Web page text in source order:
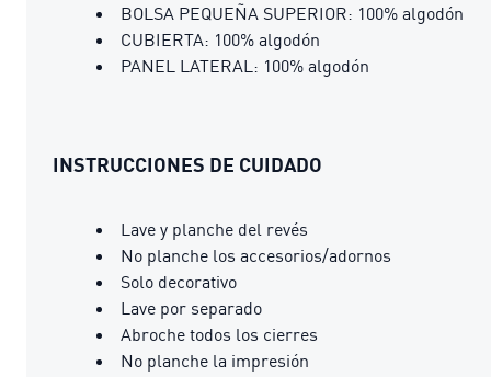
BOLSA PEQUEÑA SUPERIOR: 100% algodón
CUBIERTA: 100% algodón
PANEL LATERAL: 100% algodón
INSTRUCCIONES DE CUIDADO
Lave y planche del revés
No planche los accesorios/adornos
Solo decorativo
Lave por separado
Abroche todos los cierres
No planche la impresión